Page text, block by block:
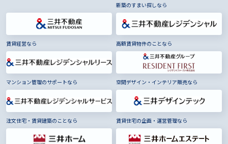
新築のすまい探しなら
賃貸経営なら 高額賃貸物件のことなら
マンション管理のサポートなら 空間デザイン・インテリア販売なら
注文住宅・賃貸建築のことなら 賃貸住宅の企画・運営管理なら